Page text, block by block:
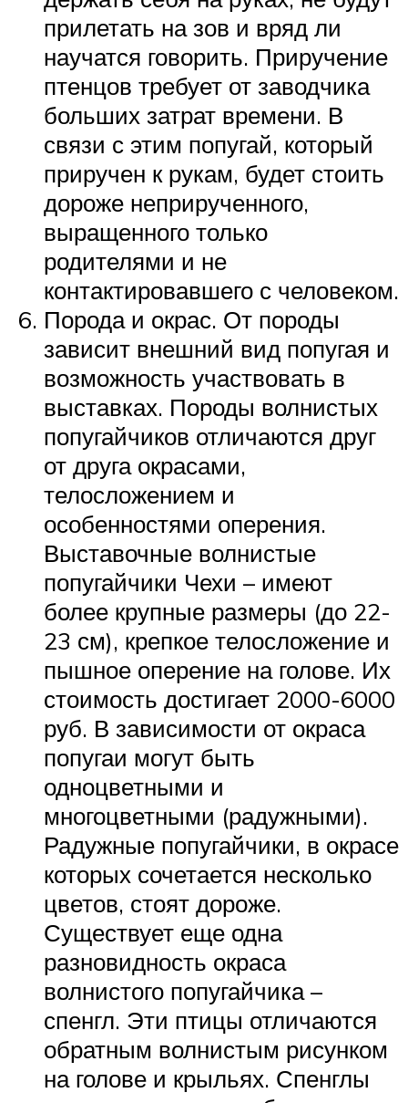
прилетать на зов и вряд ли
научатся говорить. Приручение
птенцов требует от заводчика
больших затрат времени. В
связи с этим попугай, который
приручен к рукам, будет стоить
дороже неприрученного,
выращенного только
родителями и не
контактировавшего с человеком.
Порода и окрас. От породы
зависит внешний вид попугая и
возможность участвовать в
выставках. Породы волнистых
попугайчиков отличаются друг
от друга окрасами,
телосложением и
особенностями оперения.
Выставочные волнистые
попугайчики Чехи – имеют
более крупные размеры (до 22-
23 см), крепкое телосложение и
пышное оперение на голове. Их
стоимость достигает 2000-6000
руб. В зависимости от окраса
попугаи могут быть
одноцветными и
многоцветными (радужными).
Радужные попугайчики, в окрасе
которых сочетается несколько
цветов, стоят дороже.
Существует еще одна
разновидность окраса
волнистого попугайчика –
спенгл. Эти птицы отличаются
обратным волнистым рисунком
на голове и крыльях. Спенглы